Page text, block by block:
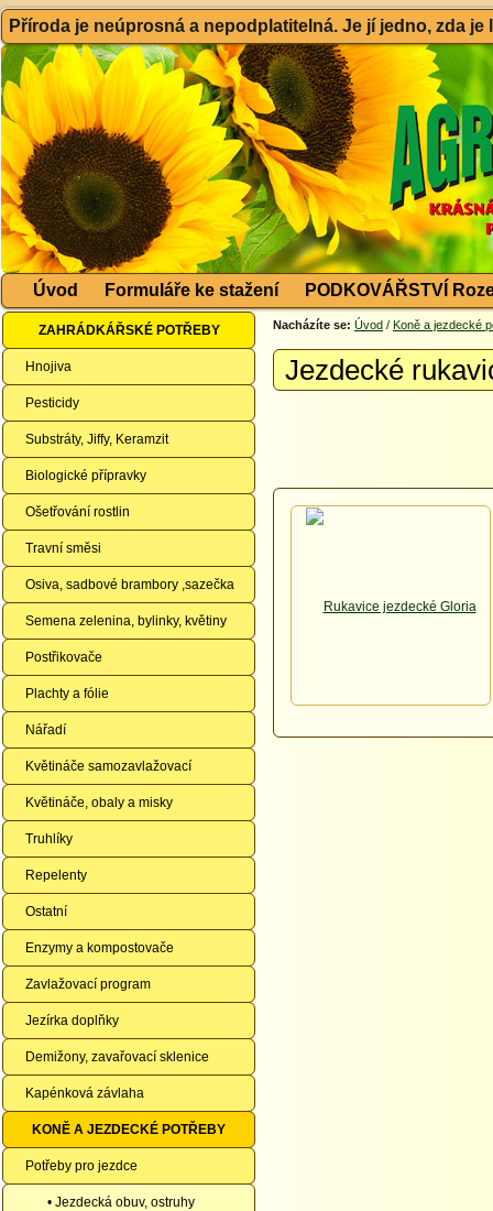
Příroda je neúprosná a nepodplatitelná. Je jí jedno, zda
Úvod Formuláře ke stažení PODKOVÁŘSTVÍ
ZAHRÁDKÁŘSKÉ POTŘEBY
Hnojiva
Pesticidy
Substráty, Jiffy, Keramzit
Biologické přípravky
Ošetřování rostlin
Travní směsi
Osiva, sadbové brambory ,sazečka
Semena zelenina, bylinky, květiny
Postřikovače
Plachty a fólie
Nářadí
Květináče samozavlažovací
Květináče, obaly a misky
Truhlíky
Repelenty
Ostatní
Enzymy a kompostovače
Zavlažovací program
Jezírka doplňky
Demižony, zavařovací sklenice
Kapénková závlaha
KONĚ A JEZDECKÉ POTŘEBY
Potřeby pro jezdce
• Jezdecká obuv, ostruhy
Nacházíte se: Úvod / Koně a jezdecké
Jezdecké